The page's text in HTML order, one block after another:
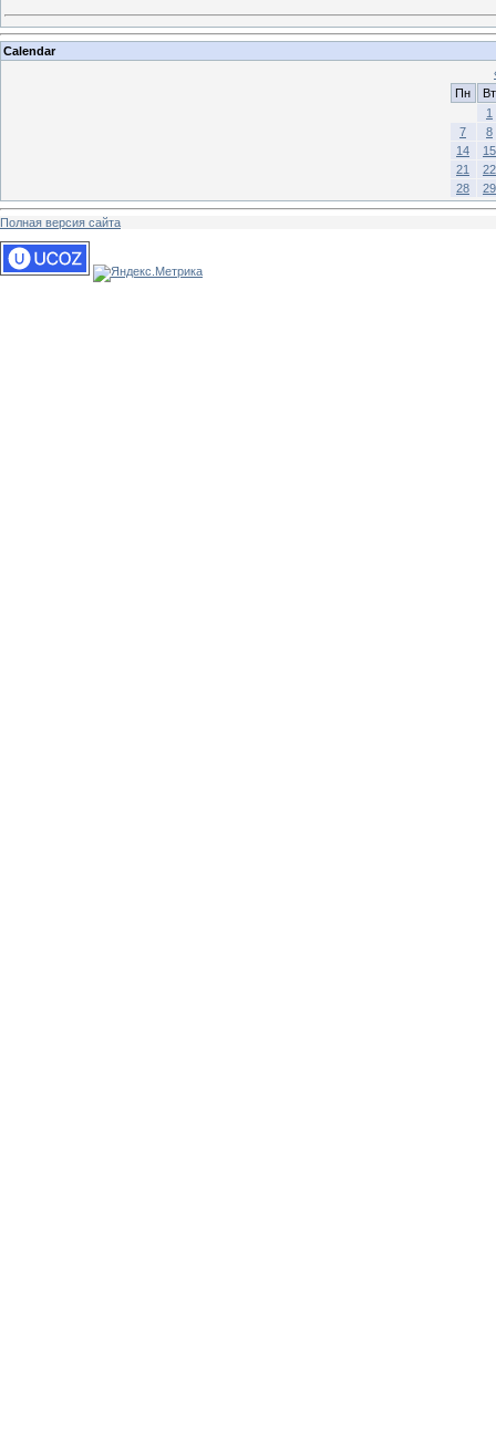
Calendar
Пн
Вт
1
7
8
14
15
21
22
28
29
Полная версия сайта